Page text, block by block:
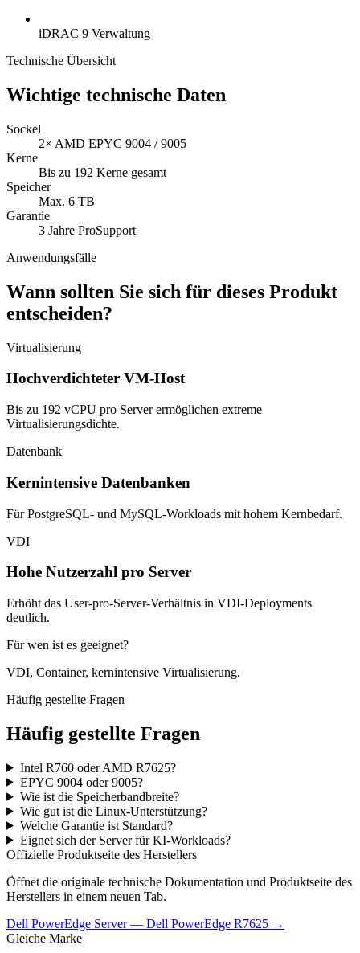
iDRAC 9 Verwaltung
Technische Übersicht
Wichtige technische Daten
Sockel
2× AMD EPYC 9004 / 9005
Kerne
Bis zu 192 Kerne gesamt
Speicher
Max. 6 TB
Garantie
3 Jahre ProSupport
Anwendungsfälle
Wann sollten Sie sich für dieses Produkt
entscheiden?
Virtualisierung
Hochverdichteter VM-Host
Bis zu 192 vCPU pro Server ermöglichen extreme
Virtualisierungsdichte.
Datenbank
Kernintensive Datenbanken
Für PostgreSQL- und MySQL-Workloads mit hohem Kernbedarf.
VDI
Hohe Nutzerzahl pro Server
Erhöht das User-pro-Server-Verhältnis in VDI-Deployments
deutlich.
Für wen ist es geeignet?
VDI, Container, kernintensive Virtualisierung.
Häufig gestellte Fragen
Häufig gestellte Fragen
Intel R760 oder AMD R7625?
EPYC 9004 oder 9005?
Wie ist die Speicherbandbreite?
Wie gut ist die Linux-Unterstützung?
Welche Garantie ist Standard?
Eignet sich der Server für KI-Workloads?
Offizielle Produktseite des Herstellers
Öffnet die originale technische Dokumentation und Produktseite des
Herstellers in einem neuen Tab.
Dell PowerEdge Server— Dell PowerEdge R7625 →
Gleiche Marke